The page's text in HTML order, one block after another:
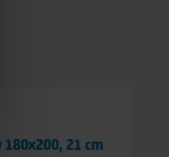
180x200, 21 cm